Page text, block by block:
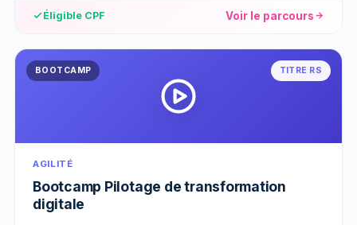
Éligible CPF Voir le parcours
BOOTCAMP TITRE RS
AGILITÉ
Bootcamp Pilotage de transformation
digitale